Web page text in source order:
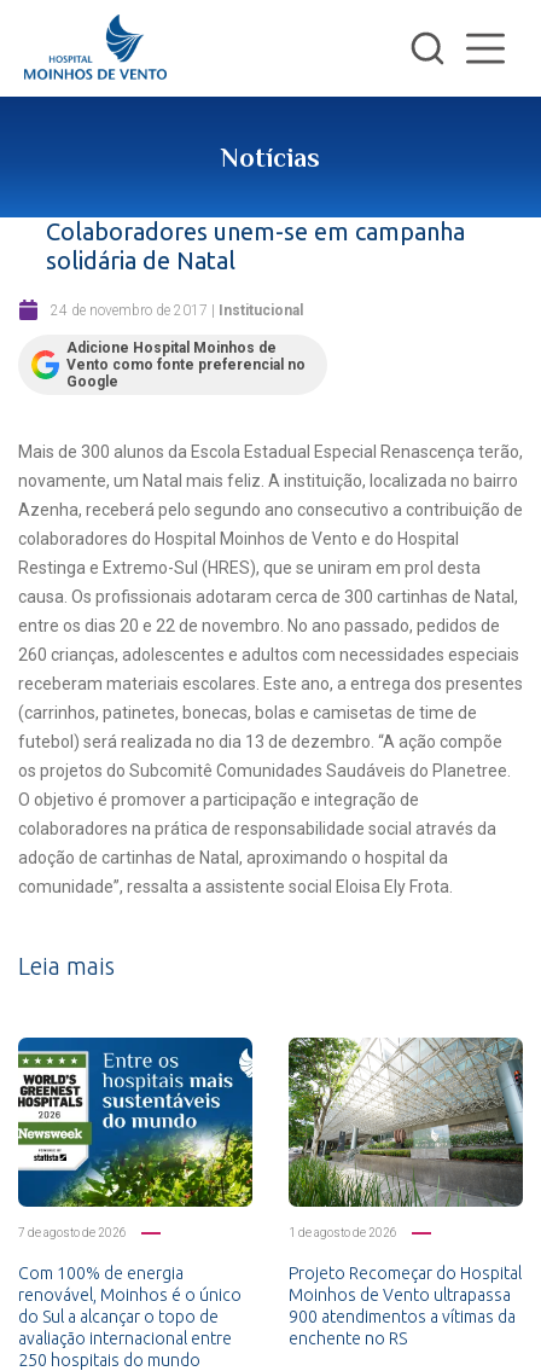
Notícias
Colaboradores unem-se em campanha
solidária de Natal
24 de novembro de 2017 | Institucional
Adicione Hospital Moinhos de
Vento como fonte preferencial no
Google
Mais de 300 alunos da Escola Estadual Especial Renascença terão,
novamente, um Natal mais feliz. A instituição, localizada no bairro
Azenha, receberá pelo segundo ano consecutivo a contribuição de
colaboradores do Hospital Moinhos de Vento e do Hospital
Restinga e Extremo-Sul (HRES), que se uniram em prol desta
causa. Os profissionais adotaram cerca de 300 cartinhas de Natal,
entre os dias 20 e 22 de novembro. No ano passado, pedidos de
260 crianças, adolescentes e adultos com necessidades especiais
receberam materiais escolares. Este ano, a entrega dos presentes
(carrinhos, patinetes, bonecas, bolas e camisetas de time de
futebol) será realizada no dia 13 de dezembro. “A ação compõe
os projetos do Subcomitê Comunidades Saudáveis do Planetree.
O objetivo é promover a participação e integração de
colaboradores na prática de responsabilidade social através da
adoção de cartinhas de Natal, aproximando o hospital da
comunidade”, ressalta a assistente social Eloisa Ely Frota.
Leia mais
7 de agosto de 2026
Com 100% de energia
renovável, Moinhos é o único
do Sul a alcançar o topo de
avaliação internacional entre
250 hospitais do mundo
1 de agosto de 2026
Projeto Recomeçar do Hospital
Moinhos de Vento ultrapassa
900 atendimentos a vítimas da
enchente no RS